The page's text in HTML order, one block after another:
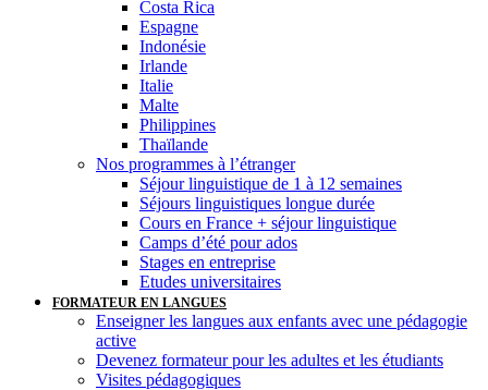
Costa Rica
Espagne
Indonésie
Irlande
Italie
Malte
Philippines
Thaïlande
Nos programmes à l’étranger
Séjour linguistique de 1 à 12 semaines
Séjours linguistiques longue durée
Cours en France + séjour linguistique
Camps d’été pour ados
Stages en entreprise
Etudes universitaires
FORMATEUR EN LANGUES
Enseigner les langues aux enfants avec une pédagogie
active
Devenez formateur pour les adultes et les étudiants
Visites pédagogiques